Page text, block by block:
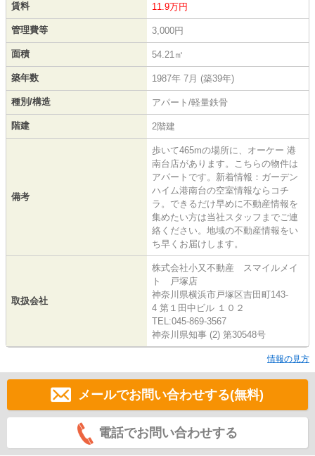
賃料 11.9万円
管理費等 3,000円
面積 54.21㎡
築年数 1987年 7月 (築39年)
種別/構造 アパート/軽量鉄骨
階建 2階建
備考
歩いて465mの場所に、オーケー 港
南台店があります。こちらの物件は
アパートです。新着情報：ガーデン
ハイム港南台の空室情報ならコチ
ラ。できるだけ早めに不動産情報を
集めたい方は当社スタッフまでご連
絡ください。地域の不動産情報をい
ち早くお届けします。
取扱会社
株式会社小又不動産 スマイルメイ
ト 戸塚店
神奈川県横浜市戸塚区吉田町143-
4 第１田中ビル １０２
TEL:045-869-3567
神奈川県知事 (2) 第30548号
情報の見方
メールでお問い合わせする(無料)
電話でお問い合わせする